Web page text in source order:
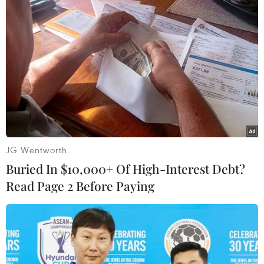
Israel và Việt Nam hợp tác trong
ngành bán dẫn và công nghệ cao
06/08/2026 09:40
Meta tung công cụ AI lập trình tự
động cho nhà phát triển
06/08/2026 06:40
Doanh thu AI của Microsoft phụ
thuộc phần lớn vào đối tác OpenAI
06/08/2026 06:31
JG Wentworth
Buried In $10,000+ Of High-Interest Debt?
Read Page 2 Before Paying